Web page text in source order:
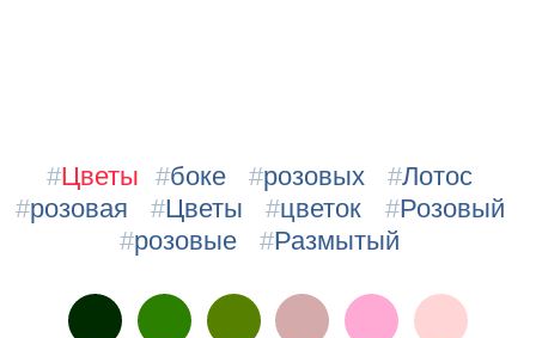
#Цветы #боке #розовых #Лотос
#розовая #Цветы #цветок #Розовый
#розовые #Размытый